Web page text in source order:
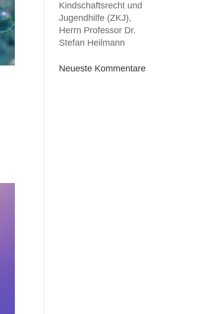
Kindschaftsrecht und
Jugendhilfe (ZKJ),
Herrn Professor Dr.
Stefan Heilmann
Neueste Kommentare